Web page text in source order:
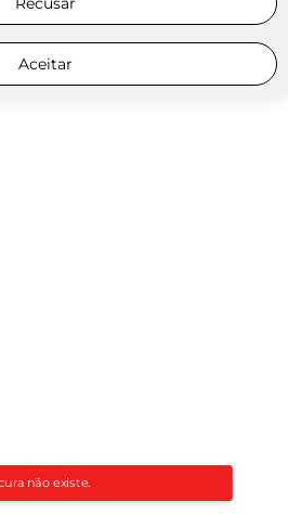
não existe.
Aceitar